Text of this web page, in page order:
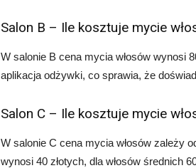
Salon B – Ile kosztuje mycie
W salonie B cena mycia włosów wynosi
aplikacja odżywki, co sprawia, że
Salon C – Ile kosztuje mycie
W salonie C cena mycia włosów zależy
wynosi 40 złotych, dla włosów średnich